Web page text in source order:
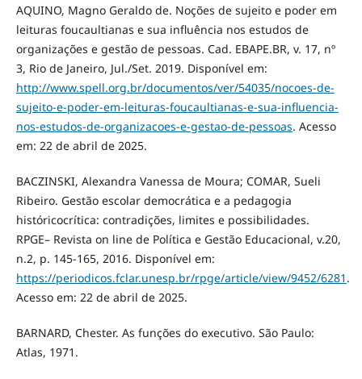
AQUINO, Magno Geraldo de. Noções de sujeito e poder em
leituras foucaultianas e sua inﬂuência nos estudos de
organizações e gestão de pessoas. Cad. EBAPE.BR, v. 17, nº
3, Rio de Janeiro, Jul./Set. 2019. Disponível em:
http://www.spell.org.br/documentos/ver/54035/nocoes-de-
sujeito-e-poder-em-leituras-foucaultianas-e-sua-influencia-
nos-estudos-de-organizacoes-e-gestao-de-pessoas. Acesso
em: 22 de abril de 2025.
BACZINSKI, Alexandra Vanessa de Moura; COMAR, Sueli
Ribeiro. Gestão escolar democrática e a pedagogia
históricocrítica: contradições, limites e possibilidades.
RPGE– Revista on line de Política e Gestão Educacional, v.20,
n.2, p. 145-165, 2016. Disponível em:
https://periodicos.fclar.unesp.br/rpge/article/view/9452/6281 .
Acesso em: 22 de abril de 2025.
BARNARD, Chester. As funções do executivo. São Paulo:
Atlas, 1971.